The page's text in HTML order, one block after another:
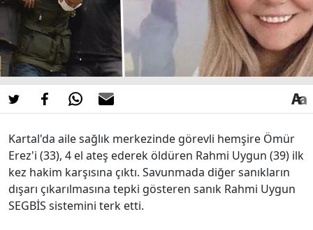
Kartal'da aile sağlık merkezinde görevli hemşire Ömür
Erez'i (33), 4 el ateş ederek öldüren Rahmi Uygun (39) ilk
kez hakim karşısına çıktı. Savunmada diğer sanıkların
dışarı çıkarılmasına tepki gösteren sanık Rahmi Uygun
SEGBİS sistemini terk etti.